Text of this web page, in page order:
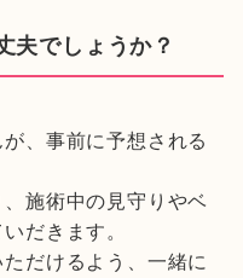
夫でしょうか？
、事前に予想される
施術中の見守りやベ
だきます。
だけるよう、一緒に